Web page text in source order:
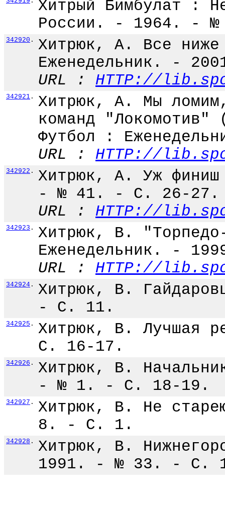
Хитрый Бимбулат :
России. - 1964. -
342920 .
Хитрюк, А. Все
Еженедельник. -
URL : HTTP://
342921 .
Хитрюк, А. Мы
команд
Футбол :
URL : HTTP://
342922 .
Хитрюк, А. Уж
- № 41. - С. 26-27.
URL : HTTP://
342923 .
Хитрюк, В.
Еженедельник. -
URL : HTTP://
342924 .
Хитрюк, В.
- С. 11.
342925 .
Хитрюк, В. Лучшая
С. 16-17.
342926 .
Хитрюк, В.
- № 1. - С. 18-19.
342927 .
Хитрюк, В. Не
8. - С. 1.
342928 .
Хитрюк, В.
1991. - № 33. - С.